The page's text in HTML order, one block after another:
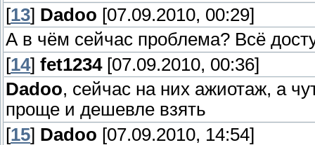
[13] Dadoo [07.09.2010, 00:29]
А в чём сейчас проблема? Всё
[14] fet1234[07.09.2010, 00:36]
Dadoo, сейчас на них ажиотаж, а
проще и дешевле взять
[15] Dadoo [07.09.2010, 14:54]